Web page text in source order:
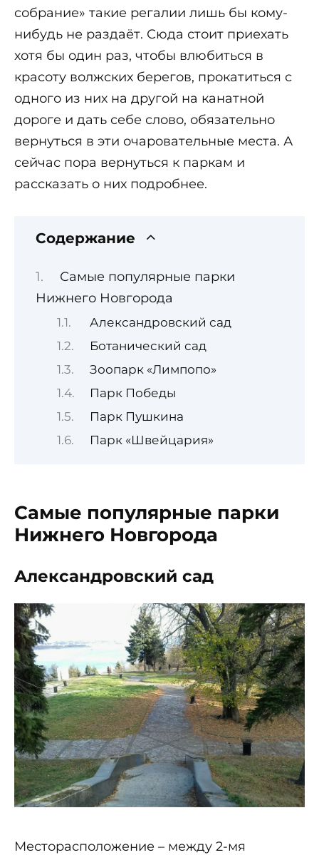
собрание» такие регалии лишь бы кому-
нибудь не раздаёт. Сюда стоит приехать
хотя бы один раз, чтобы влюбиться в
красоту волжских берегов, прокатиться с
одного из них на другой на канатной
дороге и дать себе слово, обязательно
вернуться в эти очаровательные места. А
сейчас пора вернуться к паркам и
рассказать о них подробнее.
Содержание
Самые популярные парки
Нижнего Новгорода
Александровский сад
Ботанический сад
Зоопарк «Лимпопо»
Парк Победы
Парк Пушкина
Парк «Швейцария»
Самые популярные парки
Нижнего Новгорода
Александровский сад
Месторасположение – между 2-мя